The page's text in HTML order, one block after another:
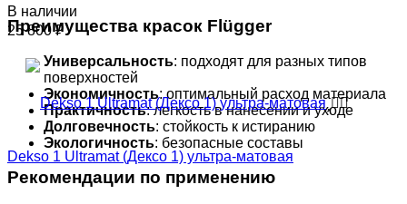
Преимущества красок Flügger
Универсальность: подходят для разных типов
поверхностей
Экономичность: оптимальный расход материала
Практичность: легкость в нанесении и уходе
Долговечность: стойкость к истиранию
Экологичность: безопасные составы
Рекомендации по применению
В наличии
25 800₽
Dekso 1 Ultramat (Дексо 1) ультра-матовая